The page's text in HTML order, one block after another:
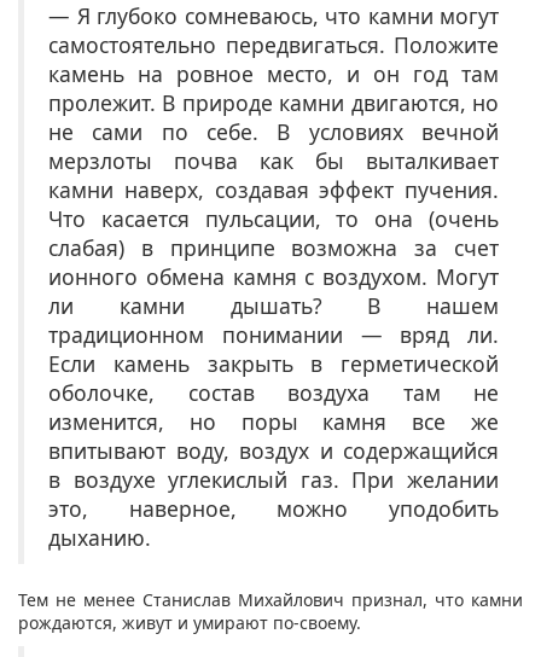
— Я глубоко сомневаюсь, что камни могут
самостоятельно передвигаться. Положите
камень на ровное место, и он год там
пролежит. В природе камни двигаются, но
не сами по себе. В условиях вечной
мерзлоты почва как бы выталкивает
камни наверх, создавая эффект пучения.
Что касается пульсации, то она (очень
слабая) в принципе возможна за счет
ионного обмена камня с воздухом. Могут
ли камни дышать? В нашем
традиционном понимании — вряд ли.
Если камень закрыть в герметической
оболочке, состав воздуха там не
изменится, но поры камня все же
впитывают воду, воздух и содержащийся
в воздухе углекислый газ. При желании
это, наверное, можно уподобить
дыханию.
Тем не менее Станислав Михайлович признал, что камни
рождаются, живут и умирают по-своему.